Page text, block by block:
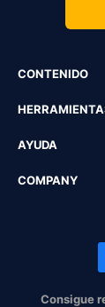
CONTENIDO
AYUDA
COMPANY
Consigue